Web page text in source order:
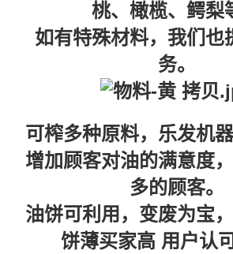
桃、橄榄、鳄梨
如有特殊材料，我们也
务。
可榨多种原料， 乐发机
增加顾客对油的满意度
多的顾客。
油饼可利用，变废为宝，
饼薄买家高 用户认